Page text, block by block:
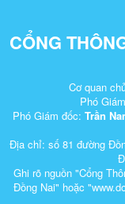
CỔNG
Cơ quan
Phó
Phó Giám đốc: Trần
Địa chỉ: số 81 đường
Ghi rõ nguồn "Cổng
Đồng Nai" hoặc